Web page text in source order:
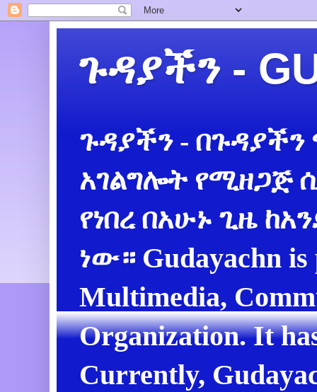
ጉዳያችን -
ጉዳያችን -
አገልግሎት የሚዘጋጅ
የነበረ በአሁኑ ጊዜ
ነው። Gudayachn is
Multimedia,
Organization. It
Currently,